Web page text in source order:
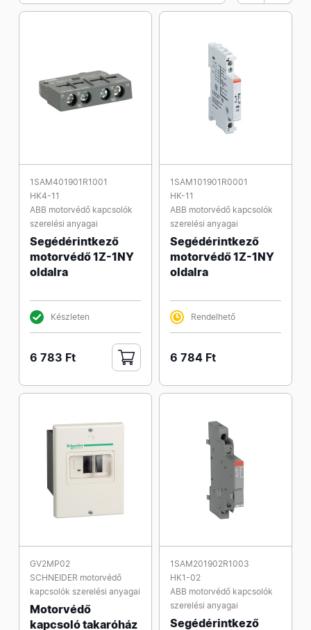
1SAM401901R1001
HK4-11
ABB motorvédő kapcsolók
szerelési anyagai
Segédérintkező
motorvédő 1Z-1NY
oldalra
Készleten
6 783 Ft
1SAM101901R0001
HK-11
ABB motorvédő kapcsolók
szerelési anyagai
Segédérintkező
motorvédő 1Z-1NY
oldalra
Rendelhető
6 784 Ft
GV2MP02
SCHNEIDER motorvédő
kapcsolók szerelési anyagai
Motorvédő
kapcsoló takaróház
1SAM201902R1003
HK1-02
ABB motorvédő kapcsolók
szerelési anyagai
Segédérintkező